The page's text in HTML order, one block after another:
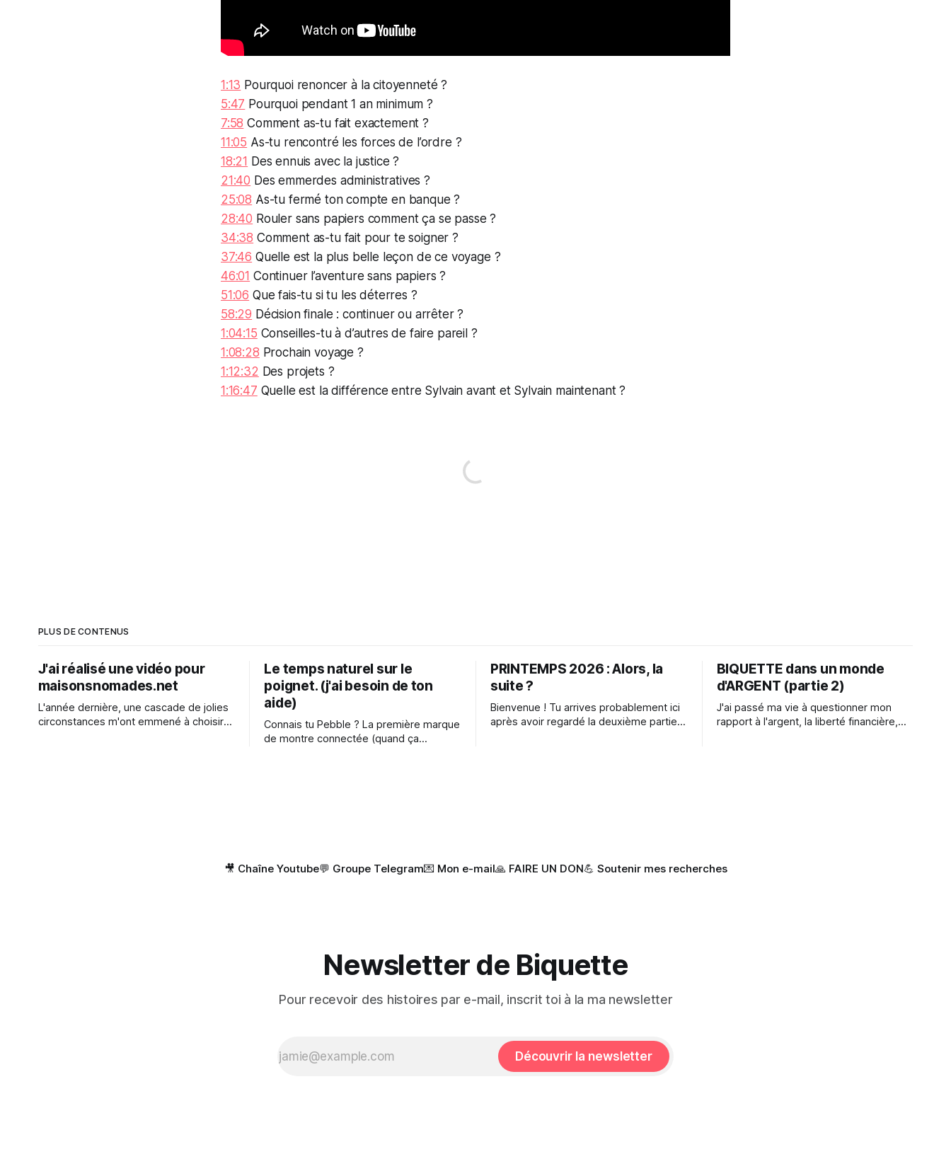
1:13 Pourquoi renoncer à la citoyenneté ?
5:47 Pourquoi pendant 1 an minimum ?
7:58 Comment as-tu fait exactement ?
11:05 As-tu rencontré les forces de l’ordre ?
18:21 Des ennuis avec la justice ?
21:40 Des emmerdes administratives ?
25:08 As-tu fermé ton compte en banque ?
28:40 Rouler sans papiers comment ça se passe ?
34:38 Comment as-tu fait pour te soigner ?
37:46 Quelle est la plus belle leçon de ce voyage ?
46:01 Continuer l’aventure sans papiers ?
51:06 Que fais-tu si tu les déterres ?
58:29 Décision finale : continuer ou arrêter ?
1:04:15 Conseilles-tu à d’autres de faire pareil ?
1:08:28 Prochain voyage ?
1:12:32 Des projets ?
1:16:47 Quelle est la différence entre Sylvain avant et Sylvain maintenant ?
PLUS DE CONTENUS
J'ai réalisé une vidéo pour
maisonsnomades.net
L'année dernière, une cascade de jolies
circonstances m'ont emmené à choisir
Le temps naturel sur le
poignet. (j'ai besoin de ton
aide)
Connais tu Pebble ? La première marque
de montre connectée (quand ça
PRINTEMPS 2026 : Alors, la
suite ?
Bienvenue ! Tu arrives probablement ici
après avoir regardé la deuxième partie
BIQUETTE dans un monde
d'ARGENT (partie 2)
J'ai passé ma vie à questionner mon
rapport à l'argent, la liberté financière,
🎥 Chaîne Youtube💬 Groupe Telegram💌 Mon e-mail🙏 FAIRE UN DON💪 Soutenir mes recherches
Newsletter de Biquette
Pour recevoir des histoires par e-mail, inscrit toi à la ma newsletter
Découvrir la newsletter